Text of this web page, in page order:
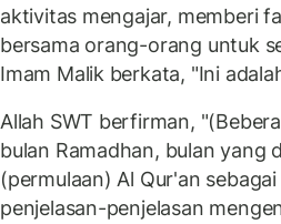
aktivitas mengajar, memberi
bersama orang-orang untuk
Imam Malik berkata, "Ini
Allah SWT berfirman,
bulan Ramadhan, bulan yang
(permulaan) Al Qur'an
penjelasan-penjelasan